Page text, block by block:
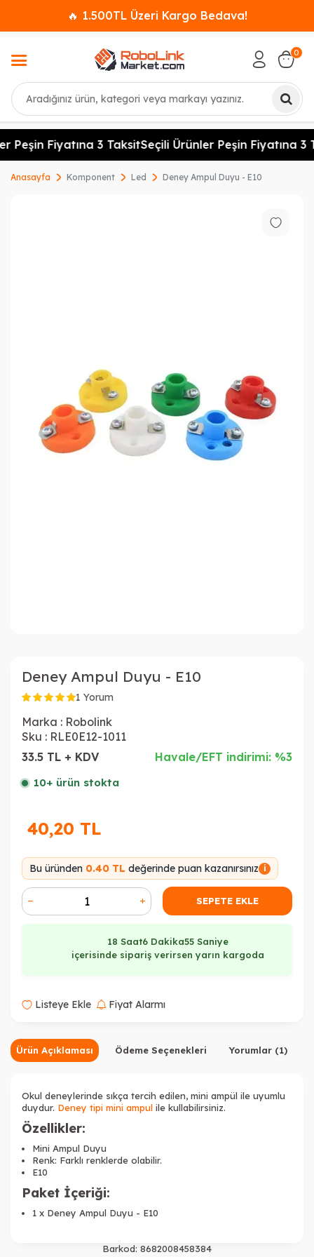
🔥 1.500TL Üzeri Kargo Bedava!
Ara
0
Peşin Fiyatına 3 TaksitSeçili Ürünler Peşin Fiyatına 3
Anasayfa Komponent Led Deney Ampul Duyu - E10
Deney Ampul Duyu - E10
1 Yorum
Marka : Robolink
Sku : RLE0E12-1011
33.5 TL + KDV
Havale/EFT indirimi: %3
10+ ürün stokta
40,20 TL
Bu üründen 0.40 TL değerinde puan kazanırsınız i
SEPETE EKLE
18 Saat6 Dakika55 Saniye
içerisinde sipariş verirsen yarın kargoda
Listeye Ekle Fiyat Alarmı
Ürün Açıklaması Ödeme Seçenekleri Yorumlar (1)
Okul deneylerinde sıkça tercih edilen, mini ampül ile uyumlu
duydur. Deney tipi mini ampul ile kullabilirsiniz.
Özellikler:
Mini Ampul Duyu
Renk: Farklı renklerde olabilir.
E10
Paket İçeriği:
1 x Deney Ampul Duyu - E10
Barkod: 8682008458384